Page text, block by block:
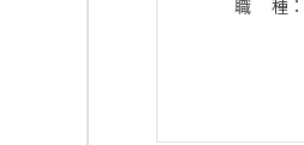
職種 ：